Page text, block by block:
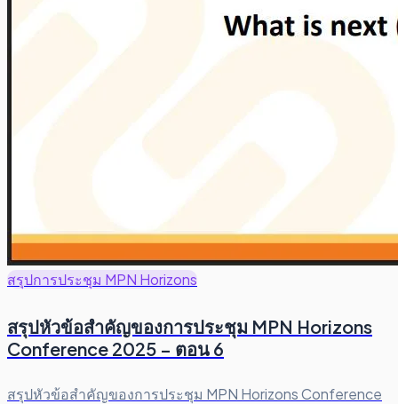
สรุปการประชุม MPN Horizons
สรุปหัวข้อสำคัญของการประชุม MPN Horizons
Conference 2025 – ตอน 6
สรุปหัวข้อสำคัญของการประชุม MPN Horizons Conference